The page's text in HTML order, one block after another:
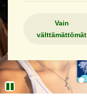
Vain
välttämättömät